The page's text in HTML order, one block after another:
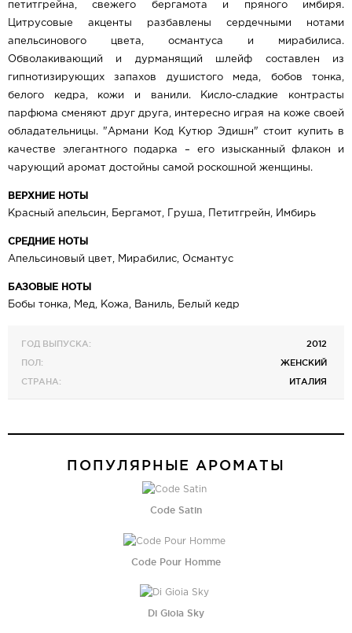
петитгрейна, свежего бергамота и пряного имбиря.
Цитрусовые акценты разбавлены сердечными нотами
апельсинового цвета, османтуса и мирабилиса.
Обволакивающий и дурманящий шлейф составлен из
гипнотизирующих запахов душистого меда, бобов тонка,
белого кедра, кожи и ванили. Кисло-сладкие контрасты
парфюма сменяют друг друга, интересно играя на коже своей
обладательницы. "Армани Код Кутюр Эдишн" стоит купить в
качестве элегантного подарка – его изысканный флакон и
чарующий аромат достойны самой роскошной женщины.
ВЕРХНИЕ НОТЫ
Красный апельсин, Бергамот, Груша, Петитгрейн, Имбирь
СРЕДНИЕ НОТЫ
Апельсиновый цвет, Мирабилис, Османтус
БАЗОВЫЕ НОТЫ
Бобы тонка, Мед, Кожа, Ваниль, Белый кедр
ГОД ВЫПУСКА:
2012
ПОЛ:
ЖЕНСКИЙ
СТРАНА:
ИТАЛИЯ
ПОПУЛЯРНЫЕ АРОМАТЫ
Code Satin
Code Pour Homme
Di Gioia Sky